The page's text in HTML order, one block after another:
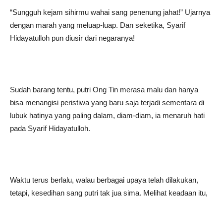
“Sungguh kejam sihirmu wahai sang penenung jahat!” Ujarnya
dengan marah yang meluap-luap. Dan seketika, Syarif
Hidayatulloh pun diusir dari negaranya!
Sudah barang tentu, putri Ong Tin merasa malu dan hanya
bisa menangisi peristiwa yang baru saja terjadi sementara di
lubuk hatinya yang paling dalam, diam-diam, ia menaruh hati
pada Syarif Hidayatulloh.
Waktu terus berlalu, walau berbagai upaya telah dilakukan,
tetapi, kesedihan sang putri tak jua sima. Melihat keadaan itu,